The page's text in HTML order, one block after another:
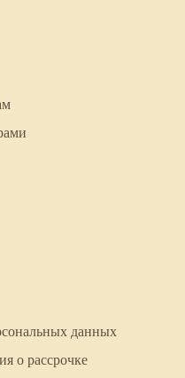
данных
о рассрочке